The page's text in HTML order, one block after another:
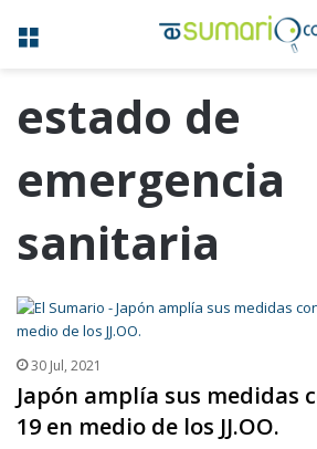
Menú
estado de
emergencia
sanitaria
30 Jul, 2021
Japón amplía sus medidas
19 en medio de los JJ.OO.